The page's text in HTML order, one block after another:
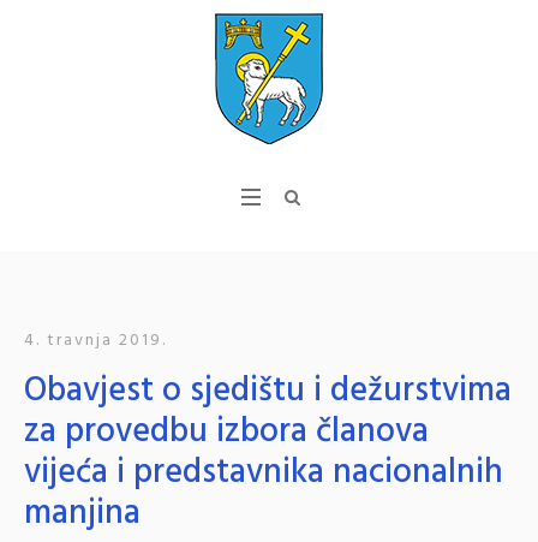
4. travnja 2019.
Obavjest o sjedištu i dežurstvima
za provedbu izbora članova
vijeća i predstavnika nacionalnih
manjina